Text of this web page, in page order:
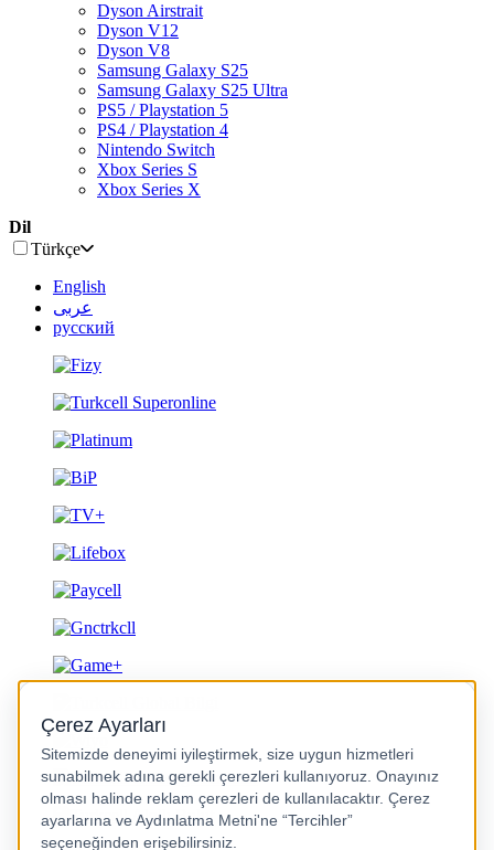
Dyson Airstrait
Dyson V12
Dyson V8
Samsung Galaxy S25
Samsung Galaxy S25 Ultra
PS5 / Playstation 5
PS4 / Playstation 4
Nintendo Switch
Xbox Series S
Xbox Series X
Dil
Türkçe
English
عربى
русский